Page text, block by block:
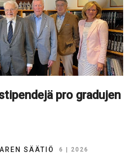
pro gradujen
SÄÄTIÖ 6 | 2026